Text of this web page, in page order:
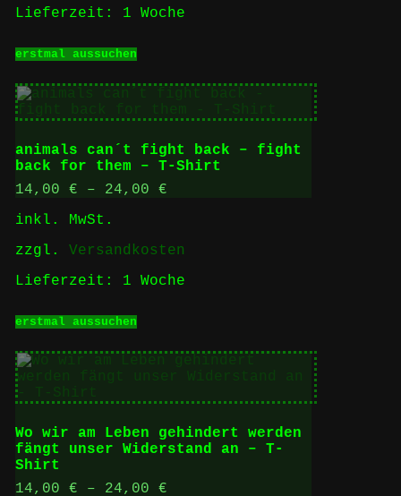
Lieferzeit: 1 Woche
erstmal aussuchenProdukt
mehrere
Varianten
auf.
Die
Optionen
können
auf
werden
animals can´t fight back – fight
back for them – T-Shirt
14,00 € – 24,00 €
inkl. MwSt.
zzgl. Versandkosten
Lieferzeit: 1 Woche
erstmal aussuchenProdukt
mehrere
Varianten
Die
Optionen
können
auf
Produktseite
Wo wir am Leben gehindert werden
fängt unser Widerstand an – T-
Shirt
14,00 € – 24,00 €